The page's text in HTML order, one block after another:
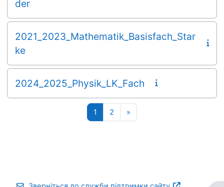
der
2021_2023_Mathematik_Basisfach_Star
ke
2024_2025_Physik_LK_Fach
1 Сторінка 1
2 Сторінка 2
»